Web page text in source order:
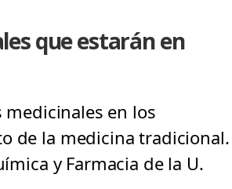
que estarán en
en los
de la medicina tradicional.
y Farmacia de la U.